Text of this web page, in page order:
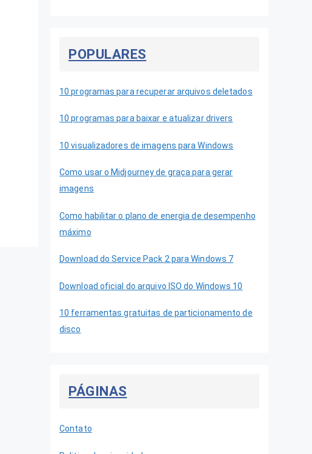
POPULARES
10 programas para recuperar arquivos deletados
10 programas para baixar e atualizar drivers
10 visualizadores de imagens para Windows
Como usar o Midjourney de graça para gerar
imagens
Como habilitar o plano de energia de desempenho
máximo
Download do Service Pack 2 para Windows 7
Download oficial do arquivo ISO do Windows 10
10 ferramentas gratuitas de particionamento de
disco
PÁGINAS
Contato